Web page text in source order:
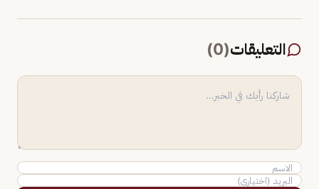
التعليقات(
0
)